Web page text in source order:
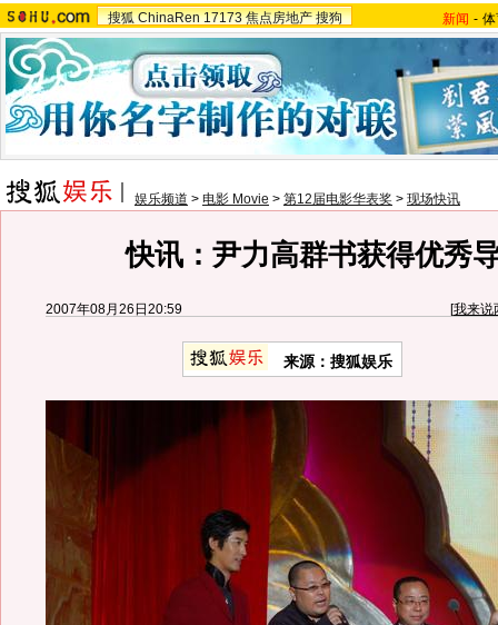
搜狐 ChinaRen 17173 焦点房地产 搜狗 新闻 -
娱乐频道 > 电影 Movie > 第12届电影华表奖 > 现场快讯
快讯：尹力高群书获得优秀
2007年08月26日20:59 [我来说
来源：搜狐娱乐